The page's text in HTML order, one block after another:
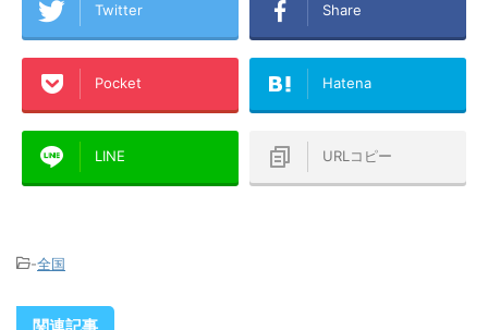
Twitter Share
Pocket Hatena
LINE URLコピー
-全国
関連記事